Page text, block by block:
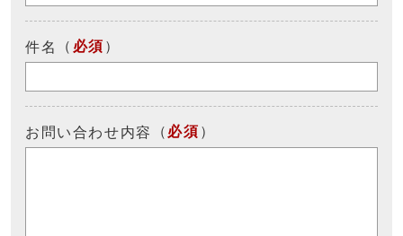
件名 （ 必須 ）
お問い合わせ内容 （ 必須 ）